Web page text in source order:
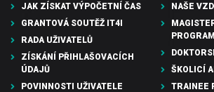
JAK ZÍSKAT VÝPOČETNÍ ČAS
GRANTOVÁ SOUTĚŽ IT4I
RADA UŽIVATELŮ
ZÍSKÁNÍ PŘIHLAŠOVACÍCH
ÚDAJŮ
POVINNOSTI UŽIVATELE
NAŠE
PROGRAM
ŠKOLICÍ
TRAINEE